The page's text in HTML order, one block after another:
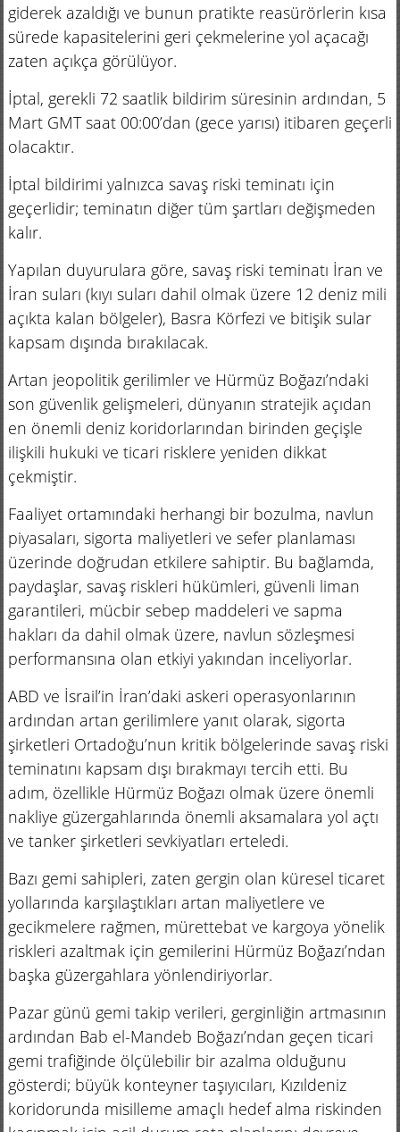
giderek azaldığı ve bunun pratikte reasürörlerin kısa
sürede kapasitelerini geri çekmelerine yol açacağı
zaten açıkça görülüyor.
İptal, gerekli 72 saatlik bildirim süresinin ardından, 5
Mart GMT saat 00:00’dan (gece yarısı) itibaren geçerli
olacaktır.
İptal bildirimi yalnızca savaş riski teminatı için
geçerlidir; teminatın diğer tüm şartları değişmeden
kalır.
Yapılan duyurulara göre, savaş riski teminatı İran ve
İran suları (kıyı suları dahil olmak üzere 12 deniz mili
açıkta kalan bölgeler), Basra Körfezi ve bitişik sular
kapsam dışında bırakılacak.
Artan jeopolitik gerilimler ve Hürmüz Boğazı’ndaki
son güvenlik gelişmeleri, dünyanın stratejik açıdan
en önemli deniz koridorlarından birinden geçişle
ilişkili hukuki ve ticari risklere yeniden dikkat
çekmiştir.
Faaliyet ortamındaki herhangi bir bozulma, navlun
piyasaları, sigorta maliyetleri ve sefer planlaması
üzerinde doğrudan etkilere sahiptir. Bu bağlamda,
paydaşlar, savaş riskleri hükümleri, güvenli liman
garantileri, mücbir sebep maddeleri ve sapma
hakları da dahil olmak üzere, navlun sözleşmesi
performansına olan etkiyi yakından inceliyorlar.
ABD ve İsrail’in İran’daki askeri operasyonlarının
ardından artan gerilimlere yanıt olarak, sigorta
şirketleri Ortadoğu’nun kritik bölgelerinde savaş riski
teminatını kapsam dışı bırakmayı tercih etti. Bu
adım, özellikle Hürmüz Boğazı olmak üzere önemli
nakliye güzergahlarında önemli aksamalara yol açtı
ve tanker şirketleri sevkiyatları erteledi.
Bazı gemi sahipleri, zaten gergin olan küresel ticaret
yollarında karşılaştıkları artan maliyetlere ve
gecikmelere rağmen, mürettebat ve kargoya yönelik
riskleri azaltmak için gemilerini Hürmüz Boğazı’ndan
başka güzergahlara yönlendiriyorlar.
Pazar günü gemi takip verileri, gerginliğin artmasının
ardından Bab el-Mandeb Boğazı’ndan geçen ticari
gemi trafiğinde ölçülebilir bir azalma olduğunu
gösterdi; büyük konteyner taşıyıcıları, Kızıldeniz
koridorunda misilleme amaçlı hedef alma riskinden